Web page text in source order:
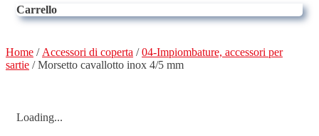
Carrello
Home / Accessori di coperta /04-Impiombature, accessori per
sartie / Morsetto cavallotto inox 4/5 mm
Loading...